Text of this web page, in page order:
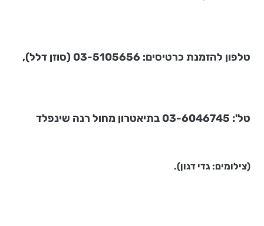
טלפון להזמנת כרטיסים: 03-5105656 (סוזן דלל),
טל': 03-6046745 בתיאטרון מחול רנה שינפלד
(צילומים: גדי דגון).